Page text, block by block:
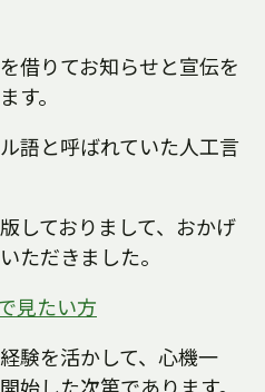
借りてお知らせと宣伝を
す。
語と呼ばれていた人工言
しておりまして、おかげ
ただきました。
見たい方
験を活かして、心機一